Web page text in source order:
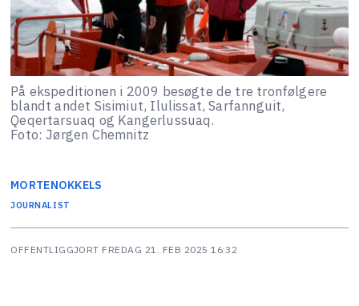
På ekspeditionen i 2009 besøgte de tre tronfølgere
blandt andet Sisimiut, Ilulissat, Sarfannguit,
Qeqertarsuaq og Kangerlussuaq.
Foto: Jørgen Chemnitz
MORTENOKKELS
JOURNALIST
OFFENTLIGGJORT FREDAG 21. FEB 2025 16:32